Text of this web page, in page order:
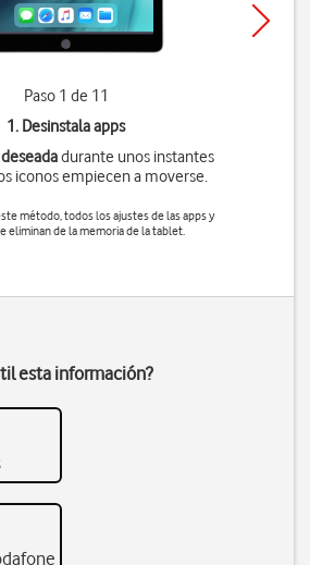
Paso 1 de 11
1. Desinstala apps
durante unos instantes
iconos empiecen a moverse.
método, todos los ajustes de las apps y
eliminan de la memoria de la tablet.
esta información?